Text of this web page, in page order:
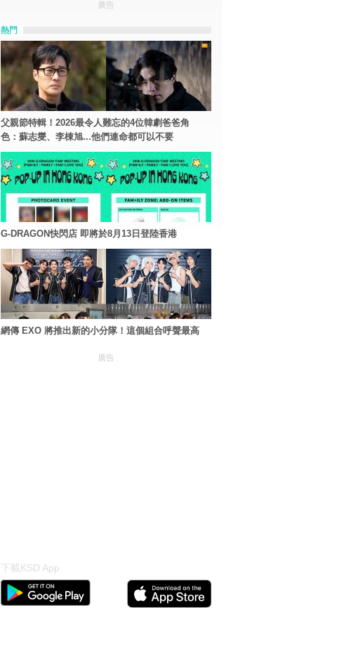
廣告
熱門
父親節特輯！2026最令人難忘的4位韓劇爸爸角
色：蘇志燮、李棟旭...他們連命都可以不要
G-DRAGON快閃店 即將於8月13日登陸香港
網傳 EXO 將推出新的小分隊！這個組合呼聲最高
廣告
下載KSD App